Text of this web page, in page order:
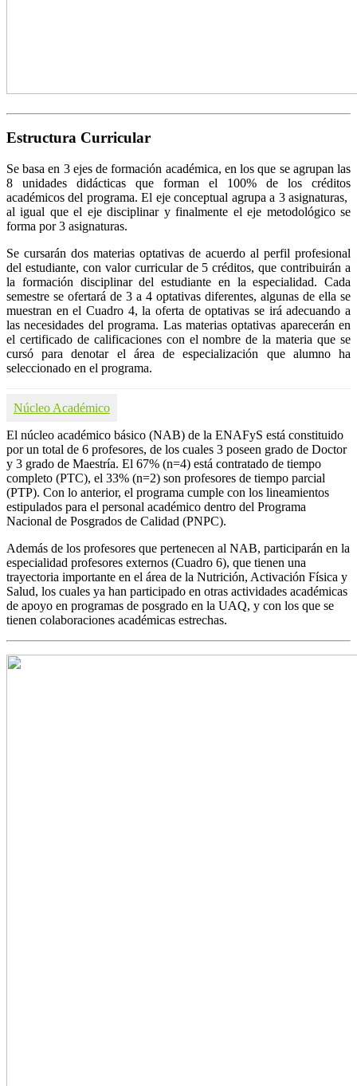
Estructura Curricular
Se basa en 3 ejes de formación académica, en los que se agrupan las
8 unidades didácticas que forman el 100% de los créditos
académicos del programa. El eje conceptual agrupa a 3 asignaturas,
al igual que el eje disciplinar y finalmente el eje metodológico se
forma por 3 asignaturas.
Se cursarán dos materias optativas de acuerdo al perfil profesional
del estudiante, con valor curricular de 5 créditos, que contribuirán a
la formación disciplinar del estudiante en la especialidad. Cada
semestre se ofertará de 3 a 4 optativas diferentes, algunas de ella se
muestran en el Cuadro 4, la oferta de optativas se irá adecuando a
las necesidades del programa. Las materias optativas aparecerán en
el certificado de calificaciones con el nombre de la materia que se
cursó para denotar el área de especialización que alumno ha
seleccionado en el programa.
Núcleo Académico
El núcleo académico básico (NAB) de la ENAFyS está constituido
por un total de 6 profesores, de los cuales 3 poseen grado de Doctor
y 3 grado de Maestría. El 67% (n=4) está contratado de tiempo
completo (PTC), el 33% (n=2) son profesores de tiempo parcial
(PTP). Con lo anterior, el programa cumple con los lineamientos
estipulados para el personal académico dentro del Programa
Nacional de Posgrados de Calidad (PNPC).
Además de los profesores que pertenecen al NAB, participarán en la
especialidad profesores externos (Cuadro 6), que tienen una
trayectoria importante en el área de la Nutrición, Activación Física y
Salud, los cuales ya han participado en otras actividades académicas
de apoyo en programas de posgrado en la UAQ, y con los que se
tienen colaboraciones académicas estrechas.